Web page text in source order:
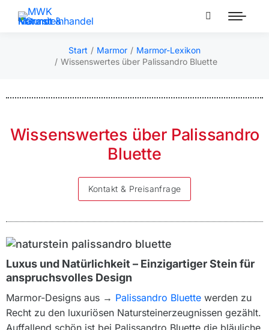
Sie befinden sich hier:
Start Marmor
Marmor-Lexikon
Wissenswertes über Palissandro Bluette
Wissenswertes über Palissandro
Bluette
Kontakt & Preisanfrage
Luxus und Natürlichkeit – Einzigartiger Stein für
anspruchsvolles Design
Marmor-Designs aus → Palissandro Bluette werden zu
Recht zu den luxuriösen Natursteinerzeugnissen gezählt.
Auffallend schön ist bei Palissandro Bluette die bläuliche